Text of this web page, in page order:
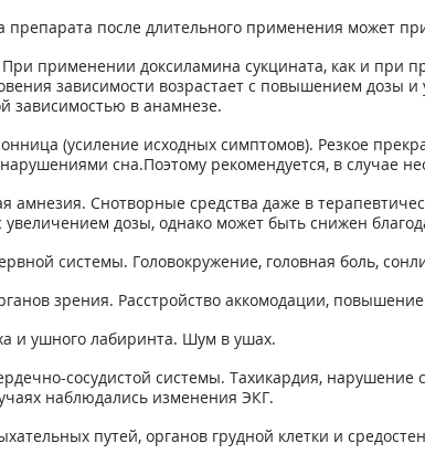
препарата после длительного применения может
применении доксиламина сукцината, как и при
зависимости возрастает с повышением дозы
зависимостью в анамнезе.
(усиление исходных симптомов). Резкое
сна.Поэтому рекомендуется, в случае
амнезия. Снотворные средства даже в
увеличением дозы, однако может быть снижен
системы. Головокружение, головная боль,
зрения. Расстройство аккомодации,
и ушного лабиринта. Шум в ушах.
сосудистой системы. Тахикардия,
наблюдались изменения ЭКГ.
путей, органов грудной клетки и